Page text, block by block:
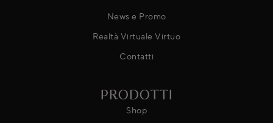
News e Promo
Realtà Virtuale Virtuo
Contatti
PRODOTTI
Shop